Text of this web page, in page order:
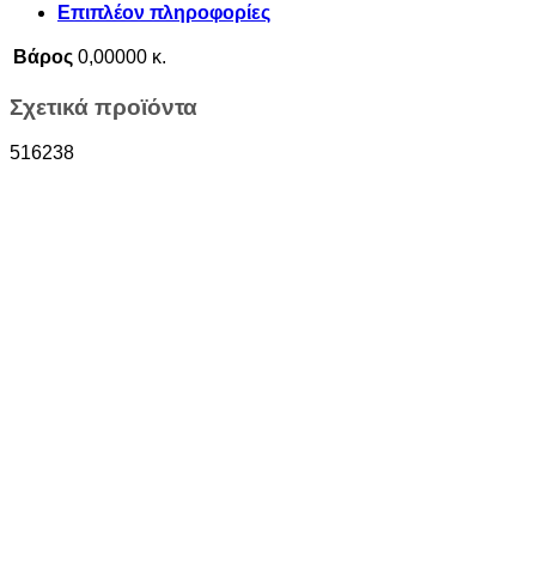
Επιπλέον πληροφορίες
Βάρος 0,00000 κ.
Σχετικά προϊόντα
516238